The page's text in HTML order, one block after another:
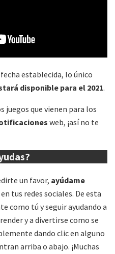
establecida, lo único
disponible para el 2021.
juegos que vienen para los
web, ¡así no te
un favor, ayúdame
en tus redes sociales. De esta
como tú y seguir ayudando a
y a divertirse como se
dando clic en alguno
arriba o abajo. ¡Muchas